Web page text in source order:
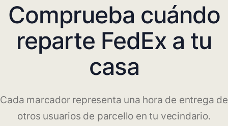
Comprueba cuándo
reparte FedEx a tu
casa
Cada marcador representa una hora de entrega de
otros usuarios de parcello en tu vecindario.